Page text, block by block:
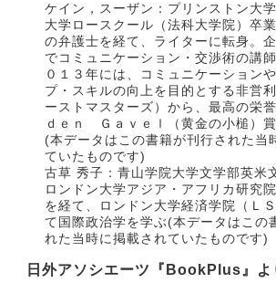
ケイン，スーザン：プリンストン大
大学ロースクール（法科大学院）卒
の弁護士を経て、ライターに転身。
でコミュニケーション・交渉術の講
０１３年には、コミュニケーション
プ・スキルの向上を目的とする非営
ーストマスターズ）から、最高の栄
ｄｅｎ Ｇａｖｅｌ（黄金の小槌）
(本データはこの書籍が刊行された当
ていたものです)
古草 秀子：青山学院大学文学部英米
ロンドン大学アジア・アフリカ研究院
を経て、ロンドン大学経済学院（Ｌ
て国際政治学を学ぶ(本データはこの
れた当時に掲載されていたものです)
日外アソシエーツ『BookPlus』よ